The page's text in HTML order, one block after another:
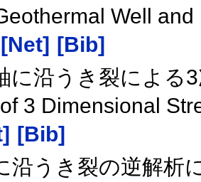
Well
[Net] [Bib]
に沿うき裂による
3 Dimensional
[Bib]
沿うき裂の逆解析